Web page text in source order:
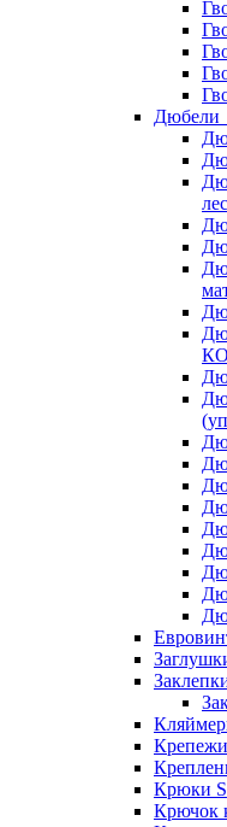
Дюбели
Крепежи
Крюки S
Крючок